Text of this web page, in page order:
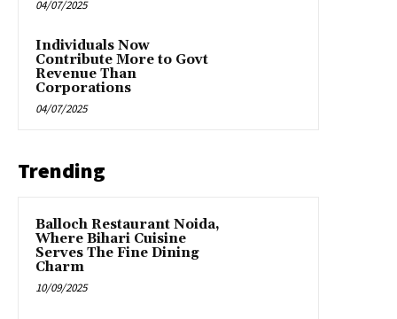
04/07/2025
Individuals Now
Contribute More to Govt
Revenue Than
Corporations
04/07/2025
Trending
Balloch Restaurant Noida,
Where Bihari Cuisine
Serves The Fine Dining
Charm
10/09/2025